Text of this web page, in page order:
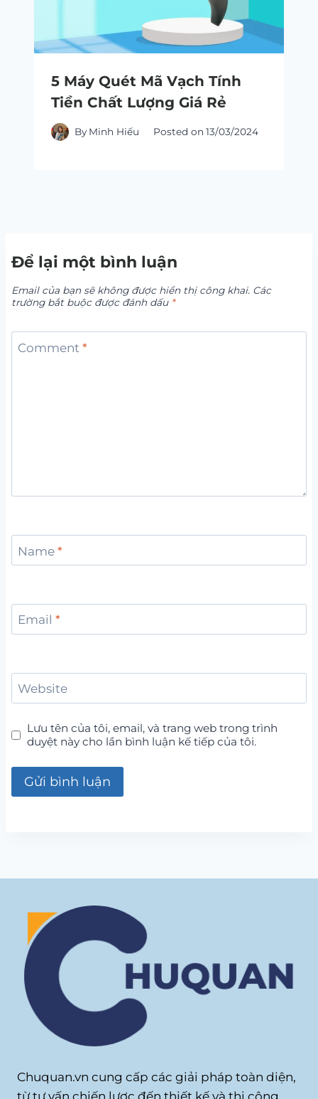
5 Máy Quét Mã Vạch Tính
Tiền Chất Lượng Giá Rẻ
By Minh Hiếu Posted on 13/03/2024
Để lại một bình luận
Email của bạn sẽ không được hiển thị công khai. Các
trường bắt buộc được đánh dấu *
Comment *
Name *
Email *
Website
Lưu tên của tôi, email, và trang web trong trình
duyệt này cho lần bình luận kế tiếp của tôi.
Chuquan.vn cung cấp các giải pháp toàn diện,